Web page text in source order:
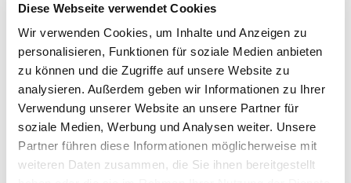
Diese Webseite verwendet Cookies
Wir verwenden Cookies, um Inhalte und Anzeigen zu
personalisieren, Funktionen für soziale Medien anbieten
zu können und die Zugriffe auf unsere Website zu
analysieren. Außerdem geben wir Informationen zu Ihrer
Verwendung unserer Website an unsere Partner für
soziale Medien, Werbung und Analysen weiter. Unsere
Partner führen diese Informationen möglicherweise mit
weiteren Daten zusammen, die Sie ihnen bereitgestellt
Jasmin Philipp– 04.03.2026
★★★★★
Ewald Keuper– 21.01.2025
★★★★★